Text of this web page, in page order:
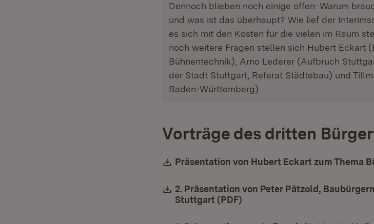
Dennoch blieben noch einige offen: Warum
und was ist das überhaupt? Wie lief der
es sich mit den Kosten für die vielen im Raum
noch weitere Fragen stellen sich Hubert Eckart
Bühnentechnik), Arno Lederer (Aufbruch
der Stadt Stuttgart, Referat Städtebau) und
Baden-Württemberg).
Vorträge des dritten
Download:
Präsentation von Hubert Eckart zum Thema
Download:
2. Präsentation von Peter Pätzold,
Stuttgart (PDF)